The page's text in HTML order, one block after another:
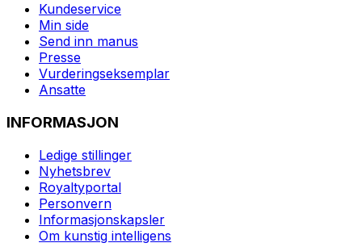
Kundeservice
Min side
Send inn manus
Presse
Vurderingseksemplar
Ansatte
INFORMASJON
Ledige stillinger
Nyhetsbrev
Royaltyportal
Personvern
Informasjonskapsler
Om kunstig intelligens